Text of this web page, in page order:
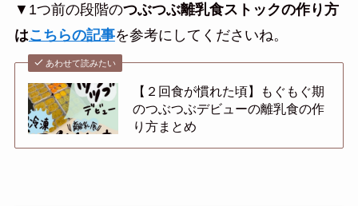
▼1つ前の段階のつぶつぶ離乳食ストックの作り方
はこちらの記事を参考にしてくださいね。
あわせて読みたい
【２回食が慣れた頃】もぐもぐ期
のつぶつぶデビューの離乳食の作
り方まとめ